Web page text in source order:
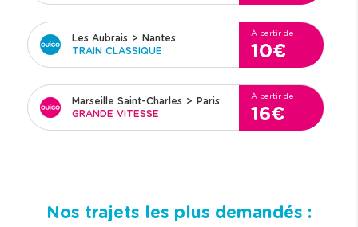
Les Aubrais >
Nantes
TRAIN CLASSIQUE
À partir de
10€
Marseille Saint-Charles >
Paris
GRANDE VITESSE
À partir de
16€
Nos trajets les plus demandés :